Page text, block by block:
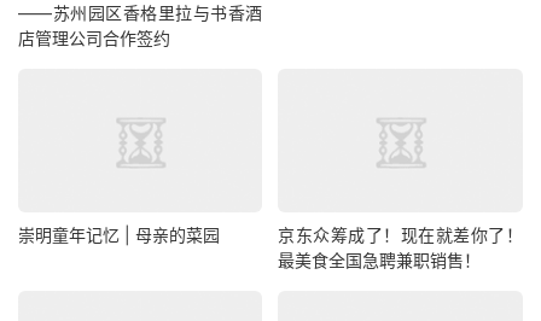
——苏州园区香格里拉与书香酒
店管理公司合作签约
崇明童年记忆 | 母亲的菜园
京东众筹成了！现在就差你了！
最美食全国急聘兼职销售！